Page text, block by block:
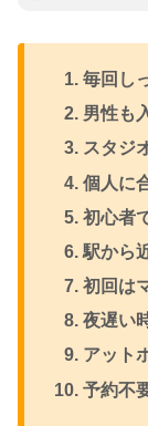
毎回し
男性も
スタジ
個人に
初心者
駅から
初回は
夜遅い
アット
予約不